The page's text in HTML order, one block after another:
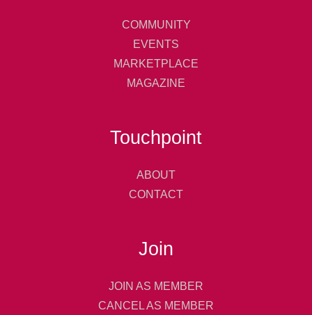
COMMUNITY
EVENTS
MARKETPLACE
MAGAZINE
Touchpoint
ABOUT
CONTACT
Join
JOIN AS MEMBER
CANCEL AS MEMBER